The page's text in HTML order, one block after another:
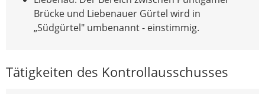
Brücke und Liebenauer Gürtel wird in
„Südgürtel" umbenannt - einstimmig.
Tätigkeiten des Kontrollausschusses